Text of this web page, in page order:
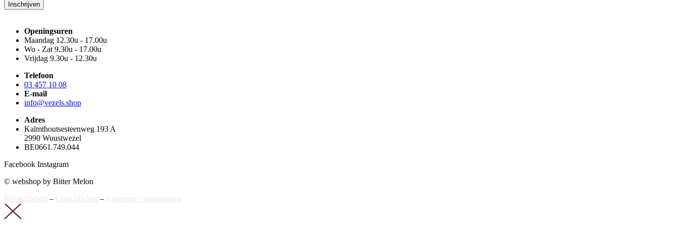
Inschrijven
Openingsuren
Maandag 12.30u - 17.00u
Wo - Zat 9.30u - 17.00u
Vrijdag 9.30u - 12.30u
Telefoon
03 457 10 08
E-mail
info@vezels.shop
Adres
Kalmthoutsesteenweg 193 A
2990 Wuustwezel
BE0661.749.044
Facebook Instagram
© webshop by Bitter Melon
Privacybeleid – Cookiebeleid – Algemene voorwaarden